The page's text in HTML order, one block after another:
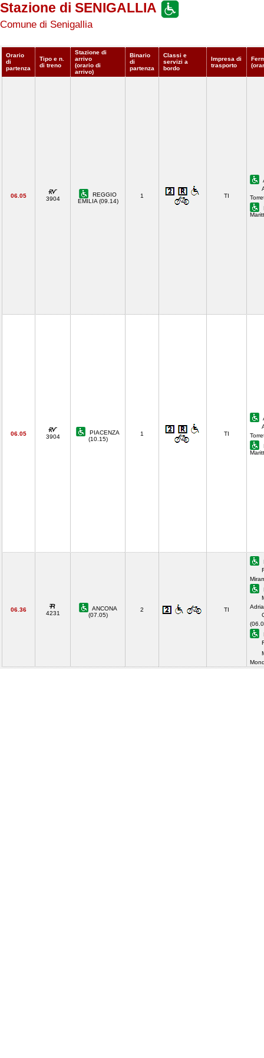
Stazione di SENIGALLIA
Comune di Senigallia
Orario
di
partenza
Tipo e n.
di treno
Stazione di
arrivo
(orario di
arrivo)
Binario
di
partenza
Classi e
servizi a
bordo
Impresa di
trasporto
06.05 3904
REGGIO
EMILIA (09.14)
1 TI
06.05 3904
PIACENZA
(10.15)
1 TI
06.36
4231
ANCONA
(07.05)
2 TI